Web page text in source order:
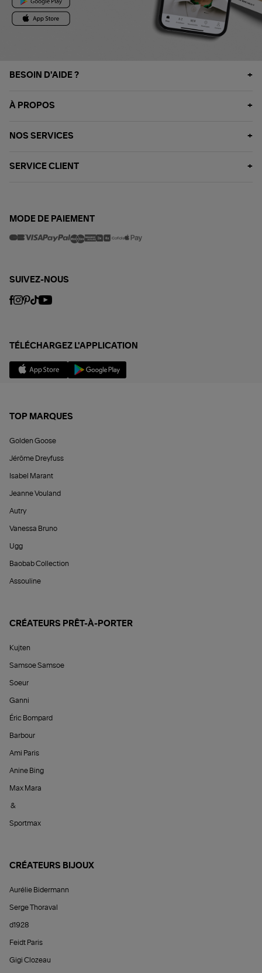
BESOIN D'AIDE ?
À PROPOS
NOS SERVICES
SERVICE CLIENT
MODE DE PAIEMENT
SUIVEZ-NOUS
TÉLÉCHARGEZ L'APPLICATION
TOP MARQUES
Golden Goose
Jérôme Dreyfuss
Isabel Marant
Jeanne Vouland
Autry
Vanessa Bruno
Ugg
Baobab Collection
Assouline
CRÉATEURS PRÊT-À-PORTER
Kujten
Samsoe Samsoe
Soeur
Ganni
Éric Bompard
Barbour
Ami Paris
Anine Bing
Max Mara
&
Sportmax
CRÉATEURS BIJOUX
Aurélie Bidermann
Serge Thoraval
d1928
Feidt Paris
Gigi Clozeau